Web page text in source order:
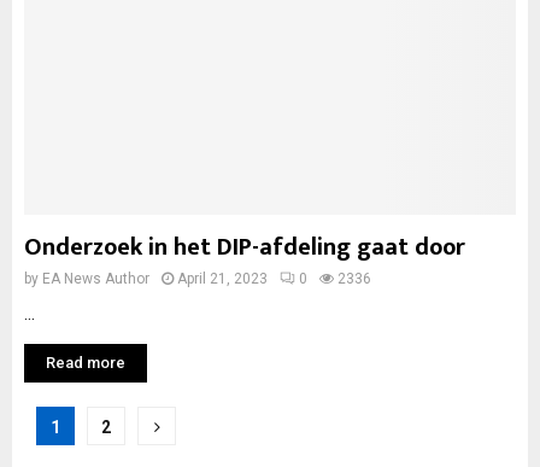
Onderzoek in het DIP-afdeling gaat door
by EA News Author April 21, 2023 0 2336
Read more
Posts
1 2